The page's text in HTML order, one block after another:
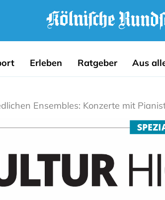
Erleben Ratgeber Aus
Ensembles: Konzerte mit